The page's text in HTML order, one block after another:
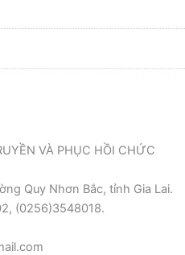
VÀ PHỤC HỒI CHỨC
Quy Nhơn Bắc, tỉnh Gia Lai.
(0256)3548018.